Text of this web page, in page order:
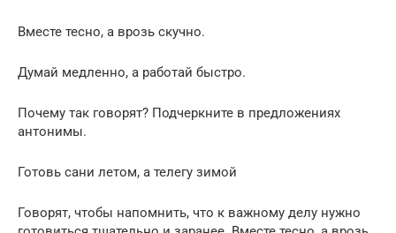
Вместе тесно, а врозь скучно.
Думай медленно, а работай быстро.
Почему так говорят? Подчеркните в предложениях
антонимы.
Готовь сани летом, а телегу зимой
Говорят, чтобы напомнить, что к важному делу нужно